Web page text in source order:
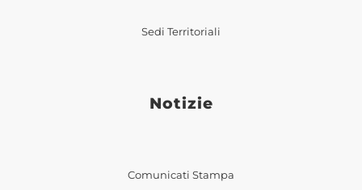
Sedi Territoriali
Notizie
Comunicati Stampa